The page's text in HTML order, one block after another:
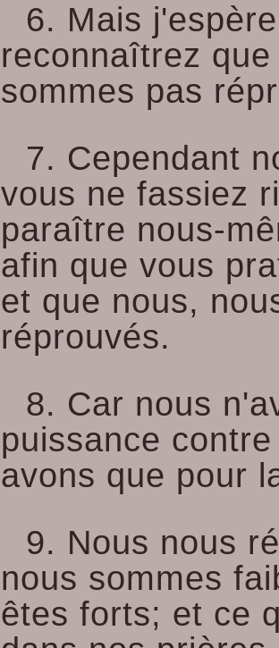
6. Mais
reconnaîtrez
sommes pas
7. Cependant
vous ne fassiez
paraître nous-
afin que vous
et que nous,
réprouvés.
8. Car nous
puissance
avons que pour
9. Nous nous
nous sommes
êtes forts; et ce